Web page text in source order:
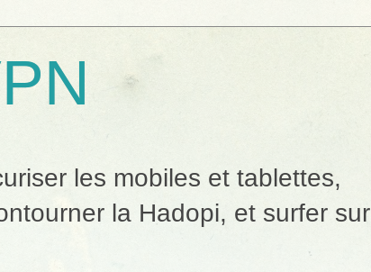
les mobiles et tablettes,
la Hadopi, et surfer sur